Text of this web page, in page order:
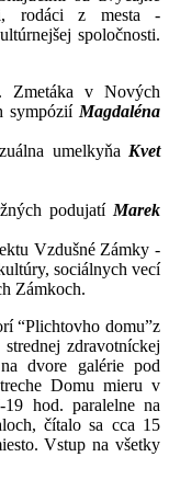
rodáci z mesta -
spoločnosti.
Zmetáka v Nových
sympózií Magdaléna
umelkyňa Kvet
podujatí Marek
Vzdušné Zámky -
sociálnych vecí
Zámkoch.
“Plichtovho domu”z
zdravotníckej
dvore galérie pod
Domu mieru v
hod. paralelne na
čítalo sa cca 15
Vstup na všetky